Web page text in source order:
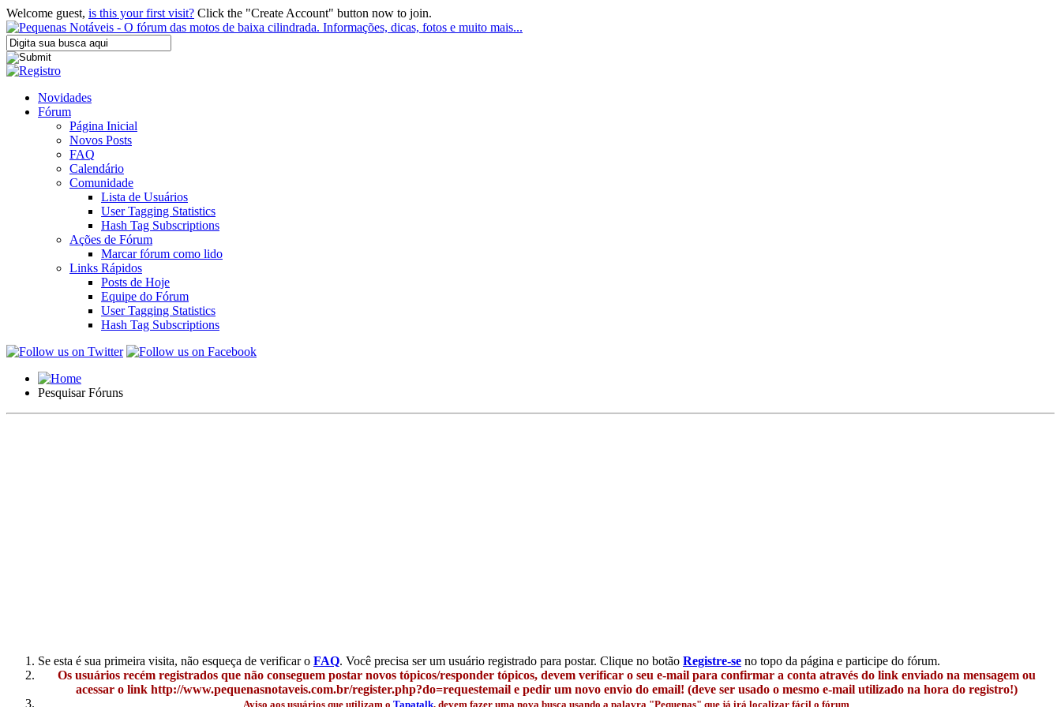
Welcome guest, is this your first visit? Click the "Create Account" button now to join.
Novidades
Fórum
Página Inicial
Novos Posts
FAQ
Calendário
Comunidade
Lista de Usuários
User Tagging Statistics
Hash Tag Subscriptions
Ações de Fórum
Marcar fórum como lido
Links Rápidos
Posts de Hoje
Equipe do Fórum
User Tagging Statistics
Hash Tag Subscriptions
Pesquisar Fóruns
Se esta é sua primeira visita, não esqueça de verificar o FAQ. Você precisa ser um usuário registrado para postar. Clique no botão Registre-se no topo da página e participe do fórum.
Os usuários recém registrados que não conseguem postar novos tópicos/responder tópicos, devem verificar o seu e-mail para confirmar a conta através do link enviado na mensagem ou
acessar o link http://www.pequenasnotaveis.com.br/register.php?do=requestemail e pedir um novo envio do email! (deve ser usado o mesmo e-mail utilizado na hora do registro!)
Aviso aos usuários que utilizam o Tapatalk, devem fazer uma nova busca usando a palavra "Pequenas" que já irá localizar fácil o fórum